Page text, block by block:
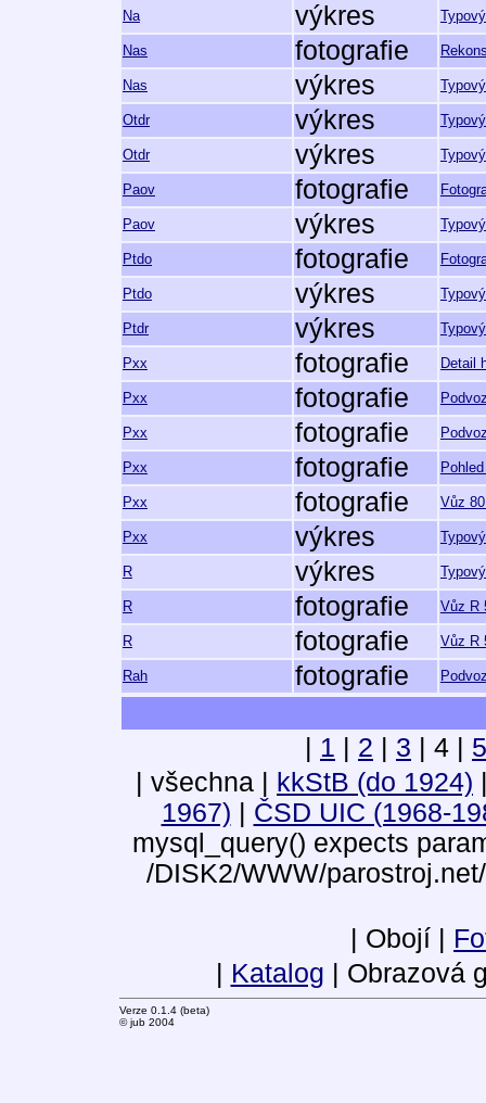
Na výkres
Nas fotografie
Nas výkres
Otdr výkres
Otdr výkres
Paov fotografie
Paov výkres
Ptdo fotografie
Ptdo výkres
Ptdr výkres
Pxx fotografie Detail
Pxx fotografie
Pxx fotografie
Pxx fotografie
Pxx fotografie Vůz
Pxx výkres
R výkres
R fotografie Vůz R
R fotografie Vůz R
Rah fotografie
1 2 3 | 4 | 5
| všechna |
kkStB (do 1924)
1967)
ČSD UIC (1968-
mysql_query() expects
/DISK2/WWW/
| Obojí |
Katalog | Obrazová
Verze 0.1.4 (beta)
© jub 2004